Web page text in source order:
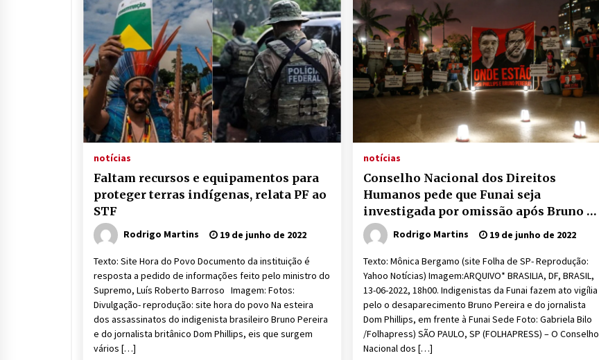
notícias
Faltam recursos e equipamentos para
proteger terras indígenas, relata PF ao
STF
Rodrigo Martins 19 de junho de 2022
Texto: Site Hora do Povo Documento da instituição é
resposta a pedido de informações feito pelo ministro do
Supremo, Luís Roberto Barroso Imagem: Fotos:
Divulgação- reprodução: site hora do povo Na esteira
dos assassinatos do indigenista brasileiro Bruno Pereira
e do jornalista britânico Dom Phillips, eis que surgem
vários […]
notícias
Conselho Nacional dos Direitos
Humanos pede que Funai seja
investigada por omissão após Bruno e
Dom Rodrigo Martins 19 de junho de 2022
Texto: Mônica Bergamo (site Folha de SP- Reprodução:
Yahoo Notícias) Imagem:ARQUIVO* BRASILIA, DF, BRASIL,
13-06-2022, 18h00. Indigenistas da Funai fazem ato vigília
pelo o desaparecimento Bruno Pereira e do jornalista
Dom Phillips, em frente à Funai Sede Foto: Gabriela Bilo
/Folhapress) SÃO PAULO, SP (FOLHAPRESS) – O Conselho
Nacional dos […]